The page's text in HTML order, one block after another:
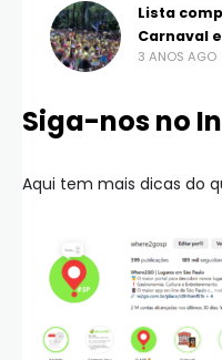
Lista
Carnaval
3 ANOS AGO
Siga-nos no
Aqui tem mais dicas do